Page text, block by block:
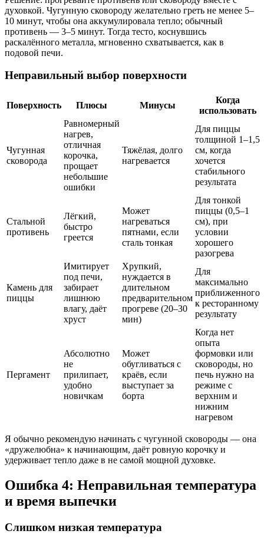
духовкой. Чугунную сковороду желательно греть не менее 5–
10 минут, чтобы она аккумулировала тепло; обычный
противень — 3–5 минут. Тогда тесто, коснувшись
раскалённого металла, мгновенно схватывается, как в
подовой печи.
Неправильный выбор поверхности
Поверхность Плюсы Минусы
Когда
использовать
Чугунная
сковорода
Равномерный
нагрев,
отличная
корочка,
прощает
небольшие
ошибки
Тяжёлая, долго
нагревается
Для пиццы
толщиной 1–1,5
см, когда
хочется
стабильного
результата
Стальной
противень
Лёгкий,
быстро
греется
Может
нагреваться
пятнами, если
сталь тонкая
Для тонкой
пиццы (0,5–1
см), при
условии
хорошего
разогрева
Камень для
пиццы
Имитирует
под печи,
забирает
лишнюю
влагу, даёт
хруст
Хрупкий,
нуждается в
длительном
предварительном
прогреве (20–30
мин)
Для
максимально
приближенного
к ресторанному
результату
Пергамент
Абсолютно
не
прилипает,
удобно
новичкам
Может
обугливаться с
краёв, если
выступает за
борта
Когда нет
опыта
формовки или
сковороды, но
печь нужно на
режиме с
верхним и
нижним
нагревом
Я обычно рекомендую начинать с чугунной сковороды — она
«дружелюбна» к начинающим, даёт ровную корочку и
удерживает тепло даже в не самой мощной духовке.
Ошибка 4: Неправильная температура
и время выпечки
Слишком низкая температура